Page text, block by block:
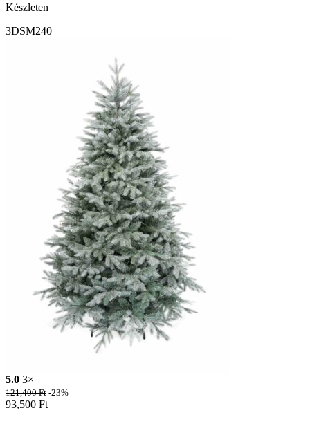
Készleten
3DSM240
5.0 3×
121,400Ft -23%
93,500 Ft